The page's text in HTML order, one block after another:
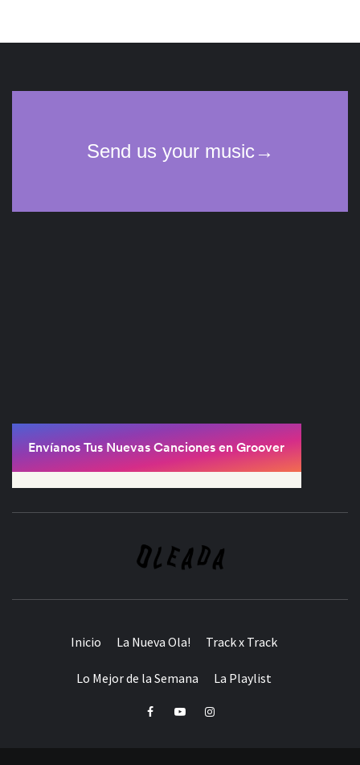
Inicio La Nueva Ola! Track x Track
Lo Mejor de la Semana La Playlist
FacebookYoutubeInstagram